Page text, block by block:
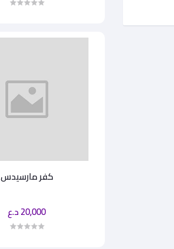
كفر مارسيدس
20,000 د.ع